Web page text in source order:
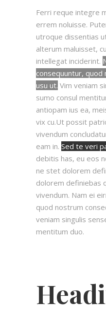
Ferri reque integre
errem noluisse.
utroque dissentias
alterum maluisset,
intellegat inciderint.
consequuntur,
usu ut. Vim veniam
sumo consul
antiopam ius ea,
vix cu.Ut possit
vivendum
eam in. Sed te veri
debitis has, eu eos
ne stet dolorem
dolorem definiebas
vivendum. Nam ei
quod nostrum
veniam singulis
mentitum duo.